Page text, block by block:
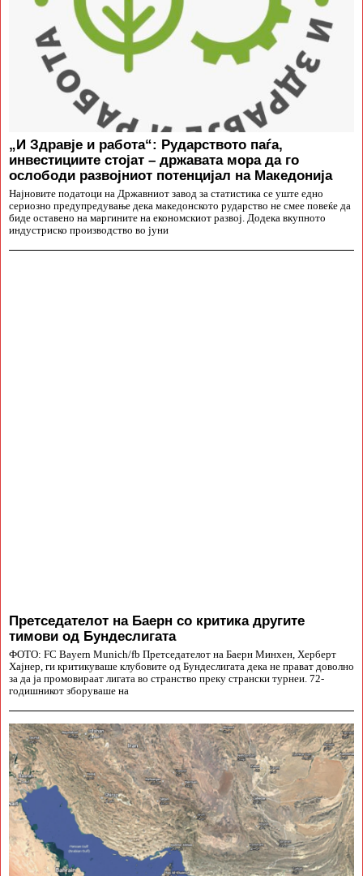
„И Здравје и работа“: Рударството паѓа,
инвестициите стојат – државата мора да го
ослободи развојниот потенцијал на Македонија
Најновите податоци на Државниот завод за статистика се уште едно
сериозно предупредување дека македонското рударство не смее повеќе да
биде оставено на маргините на економскиот развој. Додека вкупното
индустриско производство во јуни
Претседателот на Баерн со критика другите
тимови од Бундеслигата
ФОТО: FC Bayern Munich/fb Претседателот на Баерн Минхен, Херберт
Хајнер, ги критикуваше клубовите од Бундеслигата дека не прават доволно
за да ја промовираат лигата во странство преку странски турнеи. 72-
годишникот зборуваше на